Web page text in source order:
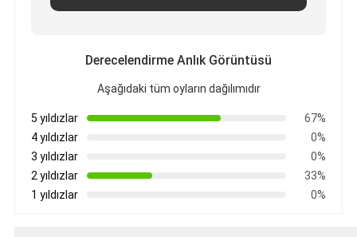
Derecelendirme Anlık Görüntüsü
Aşağıdaki tüm oyların dağılımıdır
5 yıldızlar
67%
4 yıldızlar
0%
3 yıldızlar
0%
2 yıldızlar
33%
1 yıldızlar
0%